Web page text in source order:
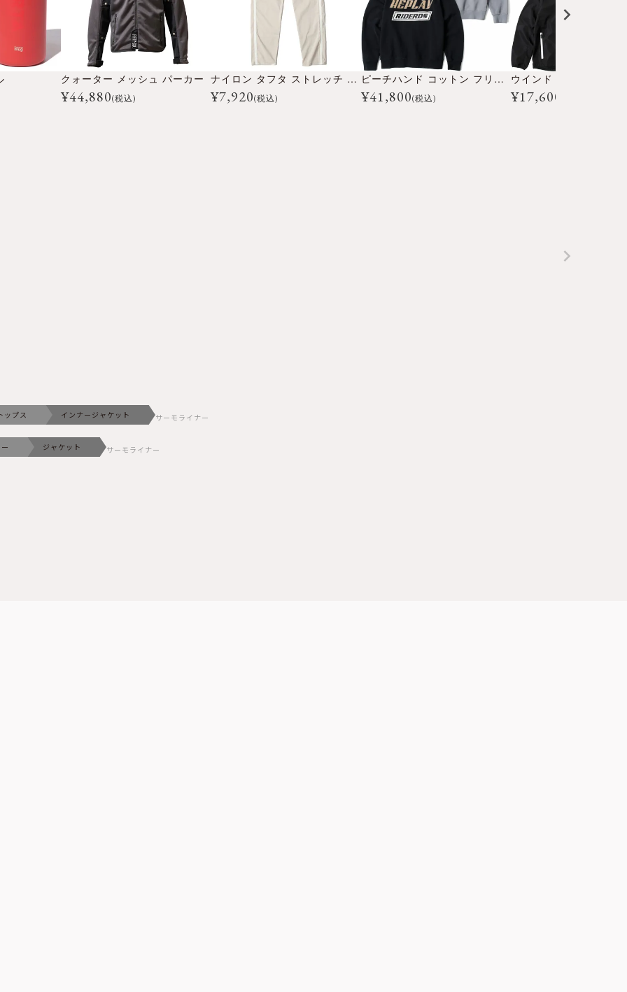
クォーター メッシュ パーカー
¥44,880(税込)
ナイロン タフタ ストレッチ パンツ
¥7,920(税込)
ピーチハンド コットン フリース スウェット
¥41,800(税込)
ウインド ブレーカー
¥17,600
ップス インナージャケット サーモライナー
ジャケット サーモライナー